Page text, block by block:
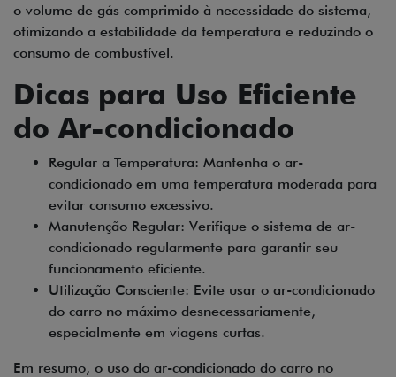
o volume de gás comprimido à necessidade do sistema,
otimizando a estabilidade da temperatura e reduzindo o
consumo de combustível.
Dicas para Uso Eficiente
do Ar-condicionado
Regular a Temperatura: Mantenha o ar-
condicionado em uma temperatura moderada para
evitar consumo excessivo.
Manutenção Regular: Verifique o sistema de ar-
condicionado regularmente para garantir seu
funcionamento eficiente.
Utilização Consciente: Evite usar o ar-condicionado
do carro no máximo desnecessariamente,
especialmente em viagens curtas.
Em resumo, o uso do ar-condicionado do carro no